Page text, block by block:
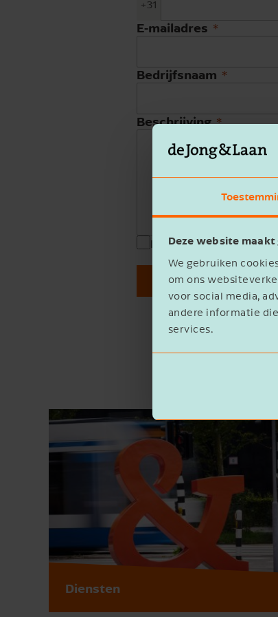
Deze website
We gebruiken
om ons
voor social media,
andere informatie
services.
+31
E-mailadres
Bedrijfsnaam
Beschrijving
Ik ga akkoord met het
Verzenden
Diensten